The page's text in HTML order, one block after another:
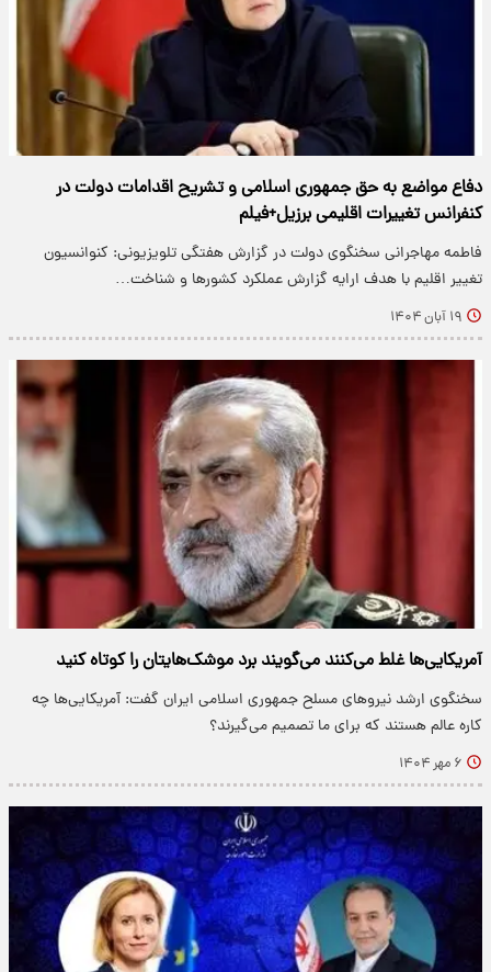
دفاع مواضع به حق جمهوری اسلامی و تشریح اقدامات دولت در
کنفرانس تغییرات اقلیمی برزیل+فیلم
فاطمه مهاجرانی سخنگوی دولت در گزارش هفتگی تلویزیونی: کنوانسیون
تغییر اقلیم با هدف ارایه گزارش عملکرد کشورها و شناخت…
۱۹ آبان ۱۴۰۴
آمریکایی‌ها غلط می‌کنند می‌گویند برد موشک‌هایتان را کوتاه کنید
سخنگوی ارشد نیروهای مسلح جمهوری اسلامی ایران گفت: آمریکایی‌ها چه
کاره عالم هستند که برای ما تصمیم می‌گیرند؟
۶ مهر ۱۴۰۴